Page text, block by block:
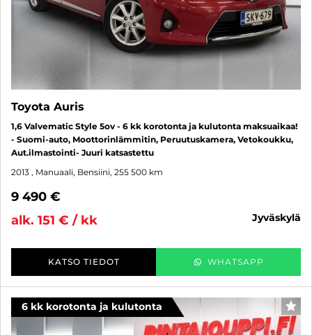
Toyota Auris
1,6 Valvematic Style 5ov - 6 kk korotonta ja kulutonta maksuaikaa!
- Suomi-auto, Moottorinlämmitin, Peruutuskamera, Vetokoukku,
Aut.ilmastointi- Juuri katsastettu
2013 , Manuaali, Bensiini, 255 500 km
9 490 €
alk. 151 € / kk
jyväskylä
KATSO TIEDOT WHATSAPP
6 kk korotonta ja kulutonta